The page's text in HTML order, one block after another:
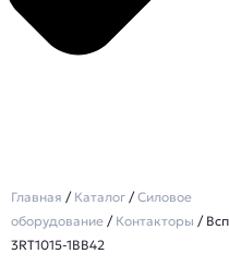
Главная / Каталог /Силовое
оборудование / Контакторы /
3RT1015-1BB42